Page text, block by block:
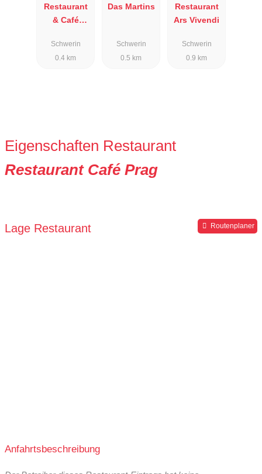
Restaurant
& Café
Dampfwäsch
erei
Schwerin
0.4 km
Das Martins
Schwerin
0.5 km
Restaurant
Ars Vivendi
Schwerin
0.9 km
Eigenschaften Restaurant
Restaurant Café Prag
Lage Restaurant Routenplaner
Anfahrtsbeschreibung